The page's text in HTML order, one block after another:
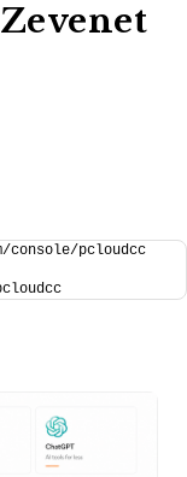
console/pcloudcc